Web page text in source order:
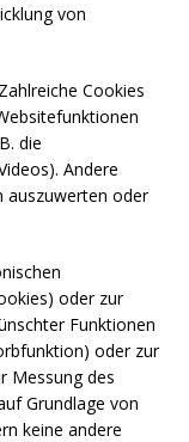
von
Cookies
die
Andere
auszuwerten oder
oder zur
Funktionen
oder zur
Messung des
Grundlage von
keine andere